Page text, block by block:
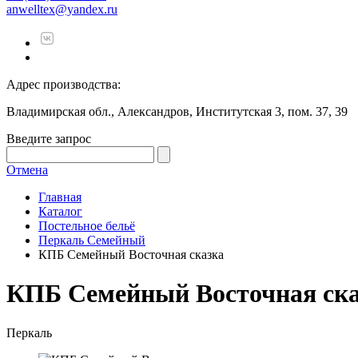
anwelltex@yandex.ru
Адрес производства:
Владимирская обл., Александров, Институтская 3, пом. 37, 39
Введите запрос
Отмена
Главная
Каталог
Постельное бельё
Перкаль Семейный
КПБ Семейный Восточная сказка
КПБ Семейный Восточная
Перкаль